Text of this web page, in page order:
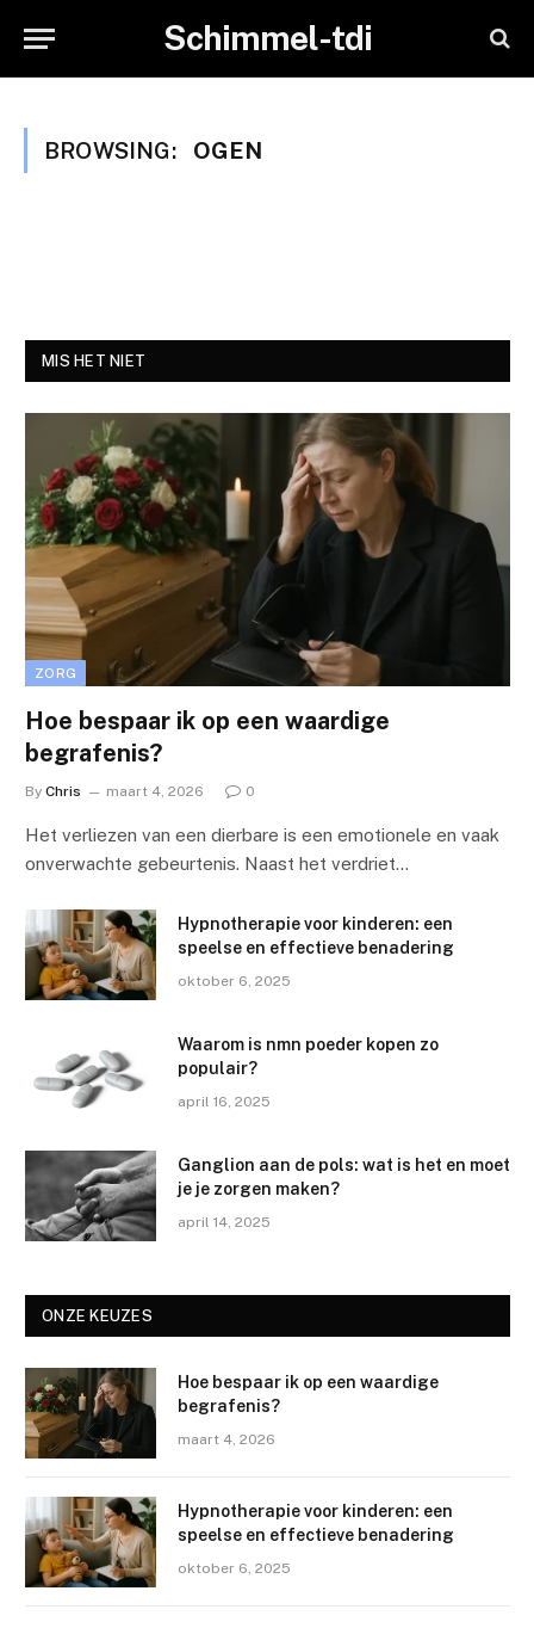
Schimmel-tdi
BROWSING: OGEN
MIS HET NIET
ZORG
Hoe bespaar ik op een waardige
begrafenis?
By Chris maart 4, 2026 0
Het verliezen van een dierbare is een emotionele en vaak
onverwachte gebeurtenis. Naast het verdriet…
Hypnotherapie voor kinderen: een
speelse en effectieve benadering
oktober 6, 2025
Waarom is nmn poeder kopen zo
populair?
april 16, 2025
Ganglion aan de pols: wat is het en moet
je je zorgen maken?
april 14, 2025
ONZE KEUZES
Hoe bespaar ik op een waardige
begrafenis?
maart 4, 2026
Hypnotherapie voor kinderen: een
speelse en effectieve benadering
oktober 6, 2025